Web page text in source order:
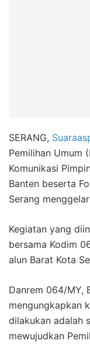
SERANG,
Pemilihan Umum
Komunikasi
Banten beserta
Serang
Kegiatan yang
bersama Kodim
alun Barat Kota
Danrem 064/MY,
mengungkapkan
dilakukan adalah
mewujudkan